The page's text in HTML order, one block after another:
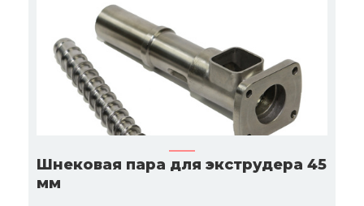
Шнековая пара для экструдера 45
мм